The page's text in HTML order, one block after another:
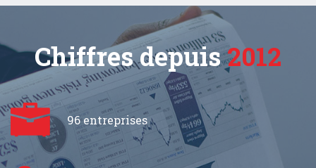
Chiffres depuis2012
96 entreprises